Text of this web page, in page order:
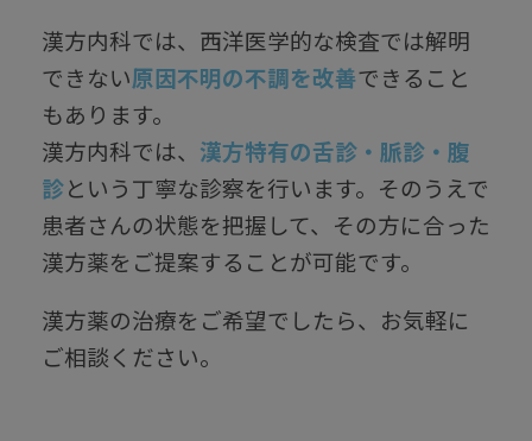
漢方内科では、西洋医学的な検査では解明
できない原因不明の不調を改善できること
もあります。
漢方内科では、 漢方特有の舌診・脈診・腹
診という丁寧な診察を行います。そのうえで
患者さんの状態を把握して、その方に合った
漢方薬をご提案することが可能です。
漢方薬の治療をご希望でしたら、お気軽に
ご相談ください。